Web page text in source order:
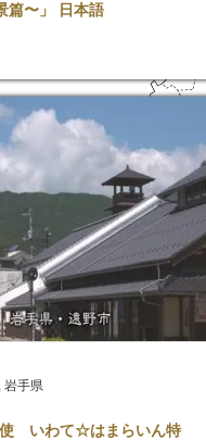
篇〜」 日本語
, 岩手県
使 いわて☆はまらいん特